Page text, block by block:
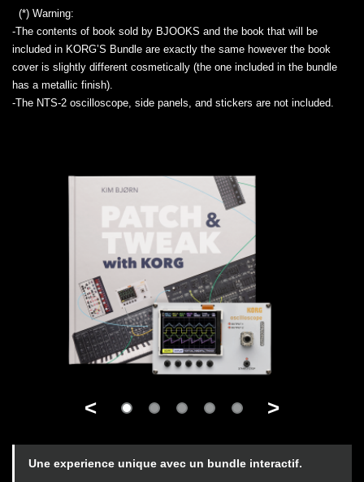
(*) Warning:
-The contents of book sold by BJOOKS and the book that will be
included in KORG’S Bundle are exactly the same however the book
cover is slightly different cosmetically (the one included in the bundle
has a metallic finish).
-The NTS-2 oscilloscope, side panels, and stickers are not included.
< >
Une experience unique avec un bundle interactif.